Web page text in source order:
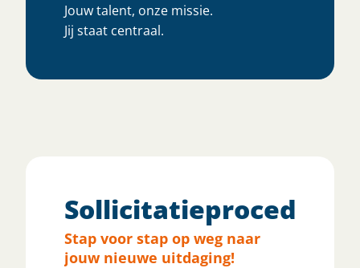
Jouw talent, onze missie.
Jij staat centraal.
Sollicitatieprocedure
Stap voor stap op weg naar
jouw nieuwe uitdaging!